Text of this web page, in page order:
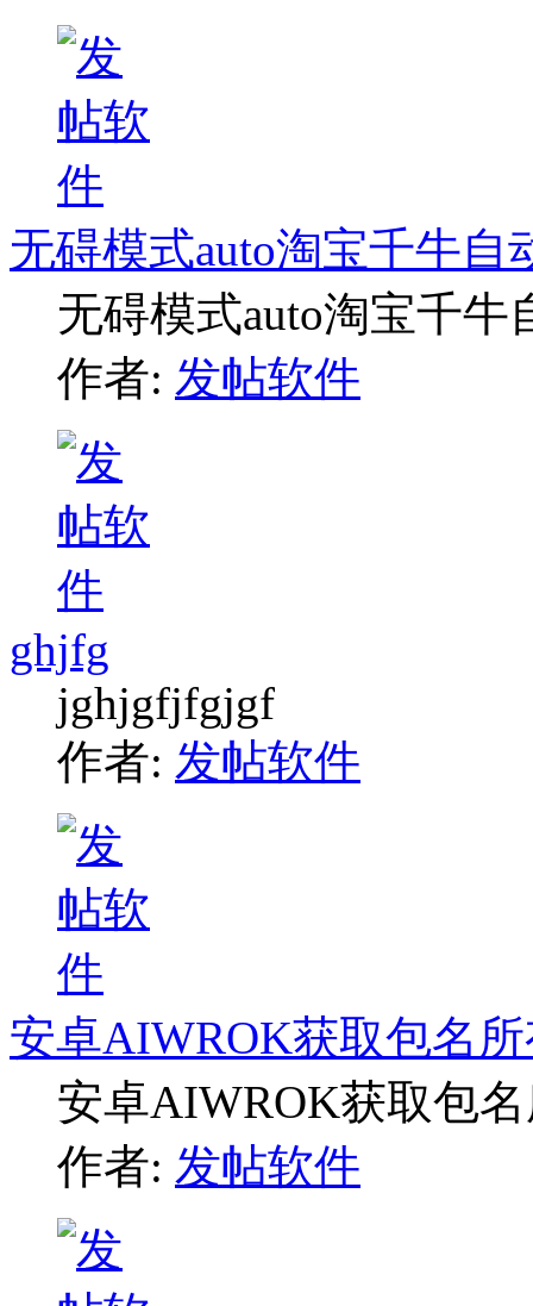
无碍模式auto淘宝千牛自
无碍模式auto淘宝千牛
作者: 发帖软件
ghjfg
jghjgfjfgjgf
作者: 发帖软件
安卓AIWROK获取包名
安卓AIWROK获取包
作者: 发帖软件